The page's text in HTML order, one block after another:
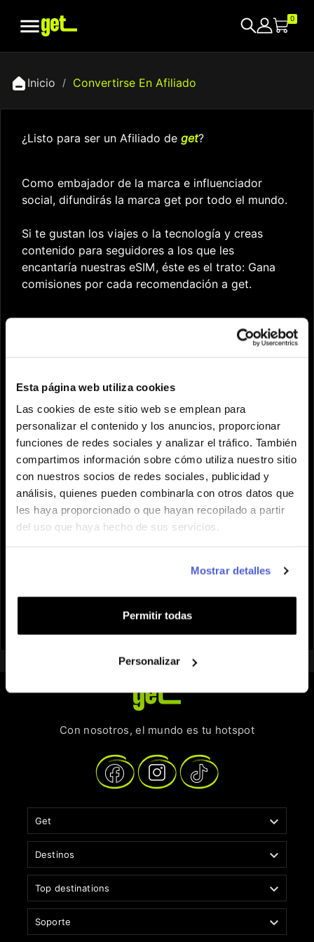
Esta página web utiliza cookies
Las cookies de este sitio web se emplean para
personalizar el contenido y los anuncios, proporcionar
funciones de redes sociales y analizar el tráfico. También
compartimos información sobre cómo utiliza nuestro sitio
con nuestros socios de redes sociales, publicidad y
análisis, quienes pueden combinarla con otros datos que
les haya proporcionado o que hayan recopilado a partir
del uso que haya hecho de sus servicios.
Mostrar detalles
Permitir todas
Personalizar
 0
Inicio Convertirse En Afiliado
¿Listo para ser un Afiliado de get?
Como embajador de la marca e influenciador
social, difundirás la marca get por todo el mundo.
Si te gustan los viajes o la tecnología y creas
contenido para seguidores a los que les
encantaría nuestras eSIM, éste es el trato: Gana
comisiones por cada recomendación a get.
team.getesim@getesimtravel.com
hacemos match.
Con nosotros, el mundo es tu hotspot
Get 
Destinos 
Top destinations 
Soporte 